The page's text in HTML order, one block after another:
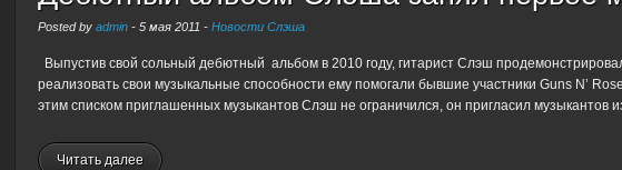
Posted byadmin -5 мая 2011 -Новости Слэша
Выпустив свой сольный дебютный альбом в 2010 году, гитарист Слэш
реализовать свои музыкальные способности ему помогали бывшие участники Guns N’
этим списком приглашенных музыкантов Слэш не ограничился, он пригласил музыкантов
Читать далее